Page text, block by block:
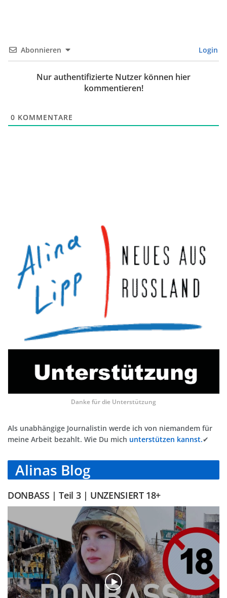
Abonnieren Login
Nur authentifizierte Nutzer können hier
kommentieren!
0 KOMMENTARE
Danke für die Unterstützung
Als unabhängige Journalistin werde ich von niemandem für
meine Arbeit bezahlt. Wie Du mich unterstützen kannst.✔
Alinas Blog
DONBASS | Teil 3 | UNZENSIERT 18+